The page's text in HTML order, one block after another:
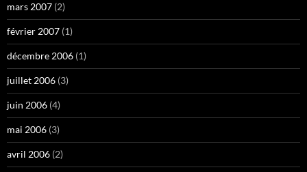
mars 2007 (2)
février 2007 (1)
décembre 2006 (1)
juillet 2006 (3)
juin 2006 (4)
mai 2006 (3)
avril 2006 (2)